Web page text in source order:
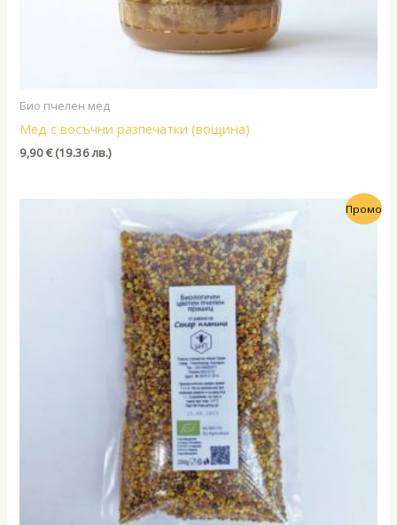
Био пчелен мед
Мед с восъчни разпечатки (вощина)
9,90€(19.36 лв.)
Промо